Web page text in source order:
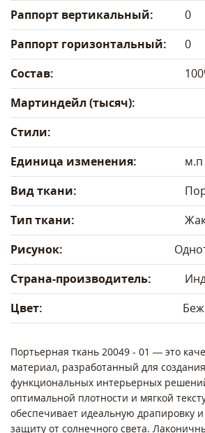
Раппорт вертикальный:
0
Раппорт горизонтальный:
0
Состав:
Мартиндейл (тысяч):
Стили:
Единица изменения:
м.п
Вид ткани:
Тип ткани:
Рисунок:
Страна-производитель:
Цвет:
Портьерная ткань 20049 - 01 — это
материал, разработанный для
функциональных интерьерных
оптимальной плотности и мягкой
обеспечивает идеальную драпировку
защиту от солнечного света.